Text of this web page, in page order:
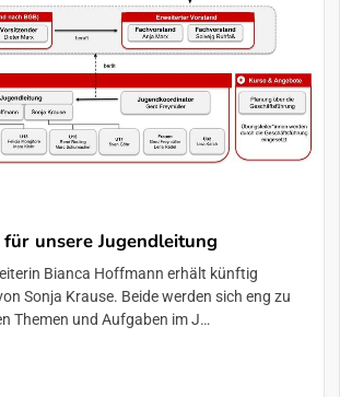
unsere Jugendleitung
Bianca Hoffmann erhält künftig
Sonja Krause. Beide werden sich eng zu
Themen und Aufgaben im J…